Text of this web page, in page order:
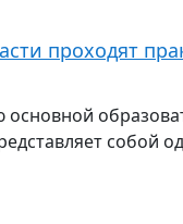
проходят
основной
собой